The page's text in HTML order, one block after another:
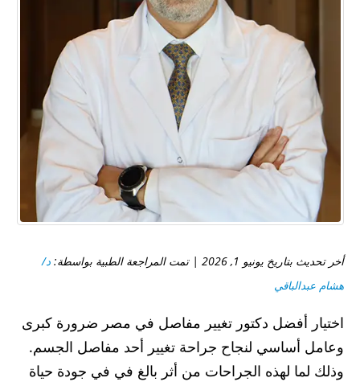
أخر تحديث بتاريخ يونيو 1, 2026 | تمت المراجعة الطبية بواسطة:
د/
هشام عبدالباقي
اختيار أفضل دكتور تغيير مفاصل في مصر ضرورة كبرى
وعامل أساسي لنجاح جراحة تغيير أحد مفاصل الجسم.
وذلك لما لهذه الجراحات من أثر بالغ في في جودة حياة